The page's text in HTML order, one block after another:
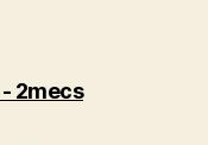
2mecssagt: